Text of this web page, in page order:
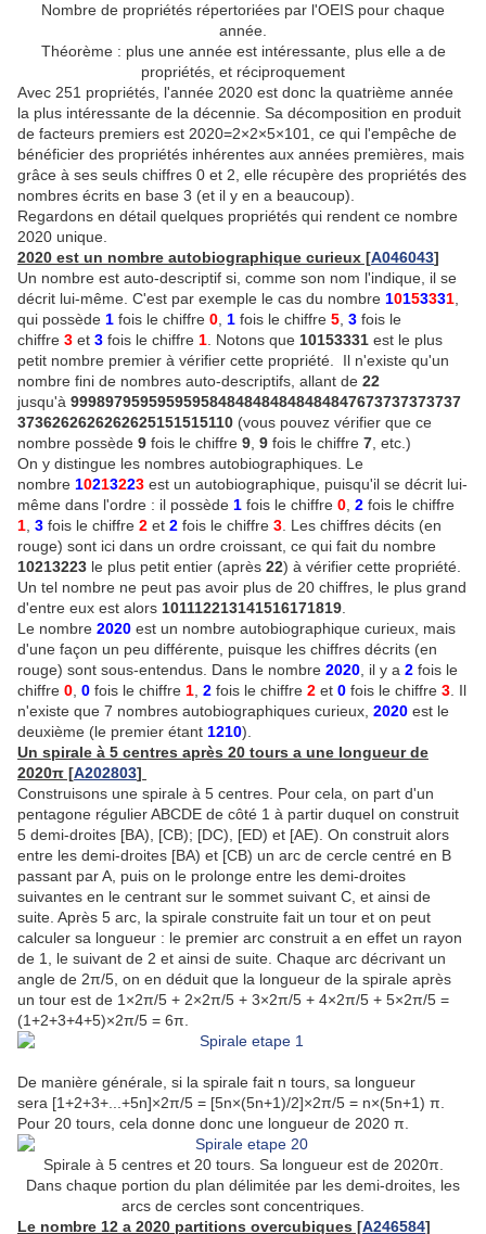
Nombre de propriétés répertoriées par l'OEIS pour chaque
année.
Théorème : plus une année est intéressante, plus elle a de
propriétés, et réciproquement
Avec 251 propriétés, l'année 2020 est donc la quatrième année
la plus intéressante de la décennie. Sa décomposition en produit
de facteurs premiers est 2020=2×2×5×101, ce qui l'empêche de
bénéficier des propriétés inhérentes aux années premières, mais
grâce à ses seuls chiffres 0 et 2, elle récupère des propriétés des
nombres écrits en base 3 (et il y en a beaucoup).
Regardons en détail quelques propriétés qui rendent ce nombre
2020 unique.
2020 est un nombre autobiographique curieux [A046043]
Un nombre est auto-descriptif si, comme son nom l'indique, il se
décrit lui-même. C'est par exemple le cas du nombre 10153331
qui possède 1 fois le chiffre 0 1 fois le chiffre 5 3 fois le
chiffre 3 et 3 fois le chiffre 1 . Notons que 10153331 est le plus
petit nombre premier à vérifier cette propriété. Il n'existe qu'un
nombre fini de nombres auto-descriptifs, allant de 22
jusqu'à 999897959595959584848484848484847673737373737
3736262626262625151515110 (vous pouvez vérifier que ce
nombre possède 9 fois le chiffre 9 9 fois le chiffre 7 , etc.)
On y distingue les nombres autobiographiques. Le
nombre 10213223 est un autobiographique, puisqu'il se décrit lui-
même dans l'ordre : il possède 1 fois le chiffre 0 2 fois le chiffre
1 3 fois le chiffre 2 et 2 fois le chiffre 3 . Les chiffres décits (en
rouge) sont ici dans un ordre croissant, ce qui fait du nombre
10213223 le plus petit entier (après 22) à vérifier cette propriété.
Un tel nombre ne peut pas avoir plus de 20 chiffres, le plus grand
d'entre eux est alors 101112213141516171819
Le nombre 2020 est un nombre autobiographique curieux, mais
d'une façon un peu différente, puisque les chiffres décrits (en
rouge) sont sous-entendus. Dans le nombre 2020 , il y a 2 fois le
chiffre 0 0 fois le chiffre 1 2 fois le chiffre 2 et 0 fois le chiffre 3 . Il
n'existe que 7 nombres autobiographiques curieux, 2020 est le
deuxième (le premier étant 1210).
Un spirale à 5 centres après 20 tours a une longueur de
2020π [A202803]
Construisons une spirale à 5 centres. Pour cela, on part d'un
pentagone régulier ABCDE de côté 1 à partir duquel on construit
5 demi-droites [BA), [CB); [DC), [ED) et [AE). On construit alors
entre les demi-droites [BA) et [CB) un arc de cercle centré en B
passant par A, puis on le prolonge entre les demi-droites
suivantes en le centrant sur le sommet suivant C, et ainsi de
suite. Après 5 arc, la spirale construite fait un tour et on peut
calculer sa longueur : le premier arc construit a en effet un rayon
de 1, le suivant de 2 et ainsi de suite. Chaque arc décrivant un
angle de 2π/5, on en déduit que la longueur de la spirale après
un tour est de 1×2π/5 + 2×2π/5 + 3×2π/5 + 4×2π/5 + 5×2π/5 =
(1+2+3+4+5)×2π/5 = 6π.
De manière générale, si la spirale fait n tours, sa longueur
sera [1+2+3+...+5n]×2π/5 = [5n×(5n+1)/2]×2π/5 = n×(5n+1) π.
Pour 20 tours, cela donne donc une longueur de 2020 π.
Spirale à 5 centres et 20 tours. Sa longueur est de 2020π.
Dans chaque portion du plan délimitée par les demi-droites, les
arcs de cercles sont concentriques.
Le nombre 12 a 2020 partitions overcubiques [A246584]